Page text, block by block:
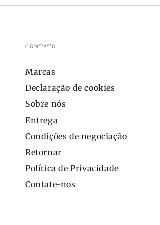
CONTATO
Marcas
Declaração de cookies
Sobre nós
Entrega
Condições de negociação
Retornar
Política de Privacidade
Contate-nos